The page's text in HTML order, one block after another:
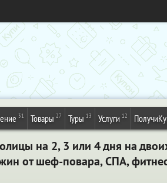
31 Товары 27 Туры 13 Услуги 12
на 2, 3 или 4 дня на
от шеф-повара, СПА,